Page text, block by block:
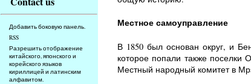
základní
strana
Добавить боковую панель.
RSS
Разрешить отображение
китайского, японского и
корейского языков
кириллицей и латинским
алфавитом.
Местное самоуправление
В 1850 был основан округ, и
которое попали также поселки
Местный народный комитет в